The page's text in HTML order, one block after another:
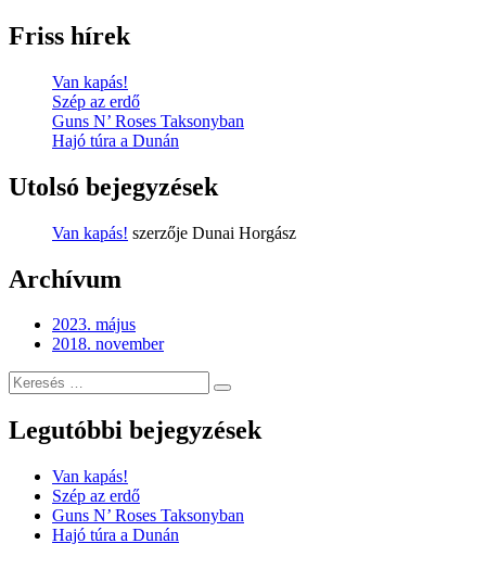
Friss hírek
Van kapás!
Szép az erdő
Guns N’ Roses Taksonyban
Hajó túra a Dunán
Utolsó bejegyzések
Van kapás! szerzője Dunai Horgász
Archívum
2023. május
2018. november
Keresés
erre:
Keresés
Legutóbbi bejegyzések
Van kapás!
Szép az erdő
Guns N’ Roses Taksonyban
Hajó túra a Dunán